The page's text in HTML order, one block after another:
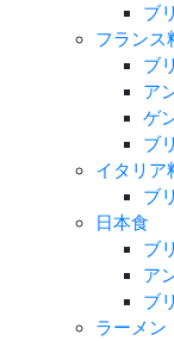
ブ
フランス
ブ
ア
ゲ
ブ
イタリア
ブ
日本食
ブ
ア
ブ
ラーメン